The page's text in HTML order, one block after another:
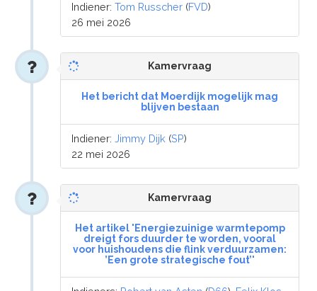
Indiener:Tom Russcher (FVD)
26 mei 2026
Kamervraag
Het bericht dat Moerdijk mogelijk mag
blijven bestaan
Indiener:Jimmy Dijk (SP)
22 mei 2026
Kamervraag
Het artikel 'Energiezuinige warmtepomp
dreigt fors duurder te worden, vooral
voor huishoudens die flink verduurzamen:
’Een grote strategische fout’'